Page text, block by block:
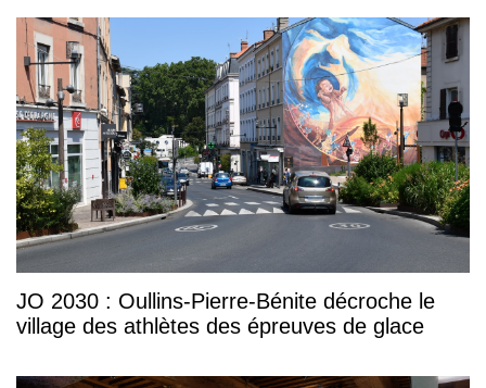
JO 2030 : Oullins-Pierre-Bénite décroche le
village des athlètes des épreuves de glace